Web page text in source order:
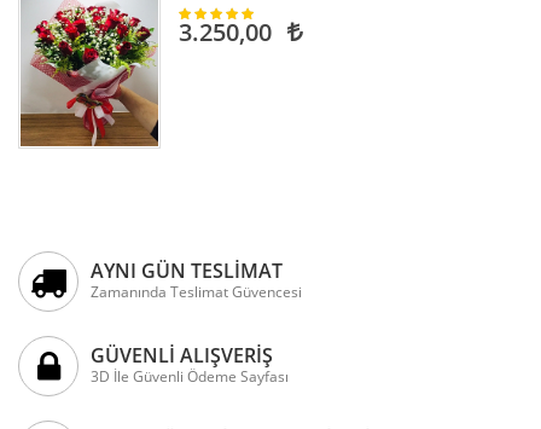
3.250,00
AYNI GÜN TESLİMAT
Zamanında Teslimat Güvencesi
GÜVENLİ ALIŞVERİŞ
3D İle Güvenli Ödeme Sayfası